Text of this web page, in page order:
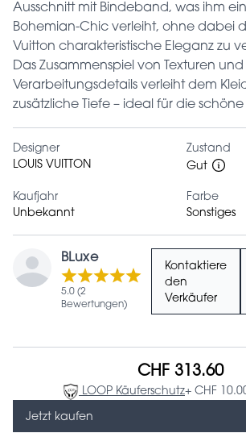
Ausschnitt mit Bindeband, was ihm
Bohemian-Chic verleiht, ohne dabei
Vuitton charakteristische Eleganz zu
Das Zusammenspiel von Texturen
Verarbeitungsdetails verleiht dem
zusätzliche Tiefe – ideal für die schöne
Designer
LOUIS VUITTON
Zustand
Gut
Kaufjahr
Unbekannt
Farbe
Sonstiges
BLuxe
5.0 (2
Bewertungen)
Kontaktiere
den
Verkäufer
CHF 313.60
LOOP Käuferschutz+ CHF
Jetzt kaufen